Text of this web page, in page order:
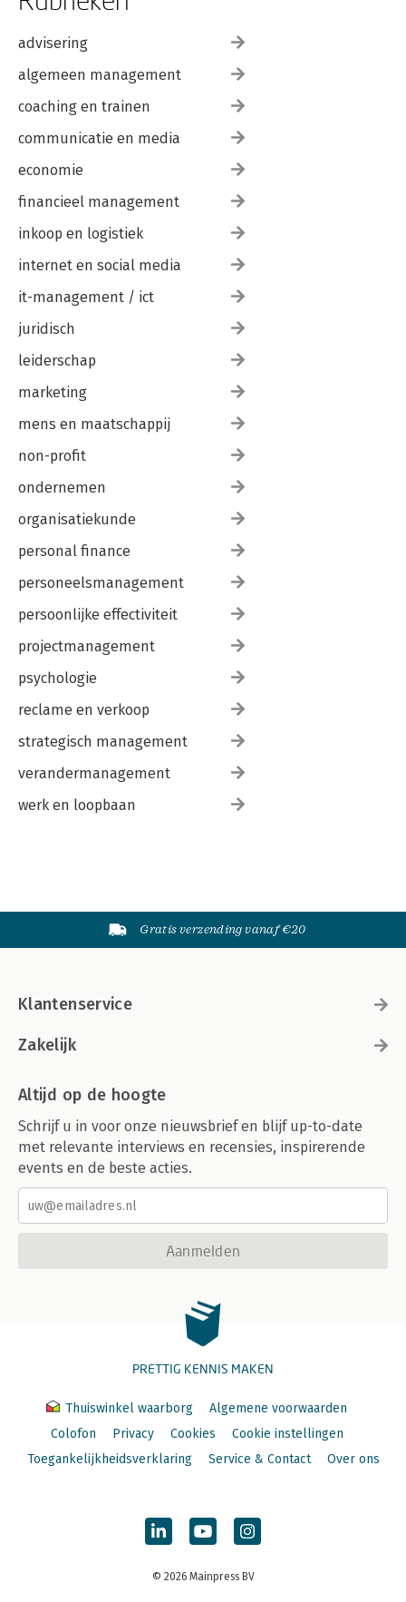
advisering
algemeen management
coaching en trainen
communicatie en media
economie
financieel management
inkoop en logistiek
internet en social media
it-management / ict
juridisch
leiderschap
marketing
mens en maatschappij
non-profit
ondernemen
organisatiekunde
personal finance
personeelsmanagement
persoonlijke effectiviteit
projectmanagement
psychologie
reclame en verkoop
strategisch management
verandermanagement
werk en loopbaan
Gratis verzending vanaf €20
Klantenservice
Zakelijk
Altijd op de hoogte
Schrijf u in voor onze nieuwsbrief en blijf up-to-date
met relevante interviews en recensies, inspirerende
events en de beste acties.
Aanmelden
PRETTIG KENNIS MAKEN
Thuiswinkel waarborg
Algemene voorwaarden
Colofon
Privacy Cookies
Cookie instellingen
Toegankelijkheidsverklaring
Service & Contact Over ons
© 2026 Mainpress BV